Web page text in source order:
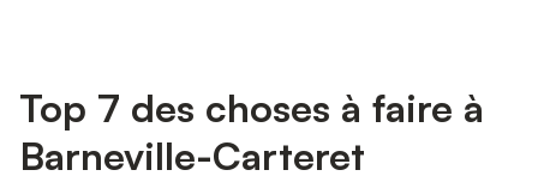
Top 7 des choses à faire à
Barneville-Carteret